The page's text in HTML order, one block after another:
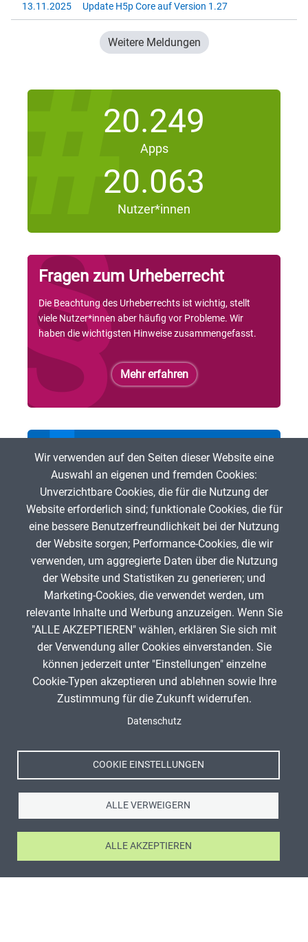
13.11.2025 Update H5p Core auf Version 1.27
Weitere Meldungen
20.249
Apps
20.063
Nutzer*innen
Fragen zum Urheberrecht
Die Beachtung des Urheberrechts ist wichtig, stellt
viele Nutzer*innen aber häufig vor Probleme. Wir
haben die wichtigsten Hinweise zusammengefasst.
Mehr erfahren
Bei der ZUM mitmachen
Du möchtest freie digitale Lehr- und Lerninhalte
fördern? Dann bist Du herzlich eingeladen, bei der ZUM
mitzumachen!
Mehr erfahren
Wir verwenden auf den Seiten dieser Website eine
Auswahl an eigenen und fremden Cookies:
Unverzichtbare Cookies, die für die Nutzung der
Website erforderlich sind; funktionale Cookies, die für
eine bessere Benutzerfreundlichkeit bei der Nutzung
der Website sorgen; Performance-Cookies, die wir
verwenden, um aggregierte Daten über die Nutzung
der Website und Statistiken zu generieren; und
Marketing-Cookies, die verwendet werden, um
relevante Inhalte und Werbung anzuzeigen. Wenn Sie
"ALLE AKZEPTIEREN" wählen, erklären Sie sich mit
der Verwendung aller Cookies einverstanden. Sie
können jederzeit unter "Einstellungen" einzelne
Cookie-Typen akzeptieren und ablehnen sowie Ihre
Zustimmung für die Zukunft widerrufen.
Datenschutz
COOKIE EINSTELLUNGEN
ALLE VERWEIGERN
ALLE AKZEPTIEREN